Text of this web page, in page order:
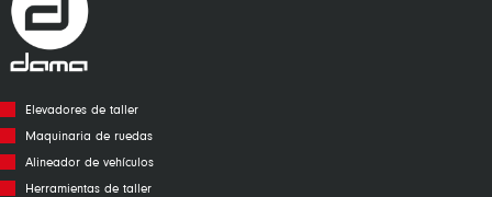
Elevadores de taller
Maquinaria de ruedas
Alineador de vehículos
Herramientas de taller